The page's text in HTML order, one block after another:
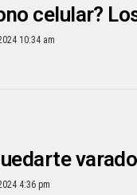
celular?
10:34 am
4:36 pm